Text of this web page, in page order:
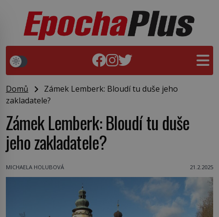
Domů
Zámek Lemberk: Bloudí tu duše jeho
zakladatele?
Zámek Lemberk: Bloudí tu duše
jeho zakladatele?
MICHAELA HOLUBOVÁ 21.2.2025